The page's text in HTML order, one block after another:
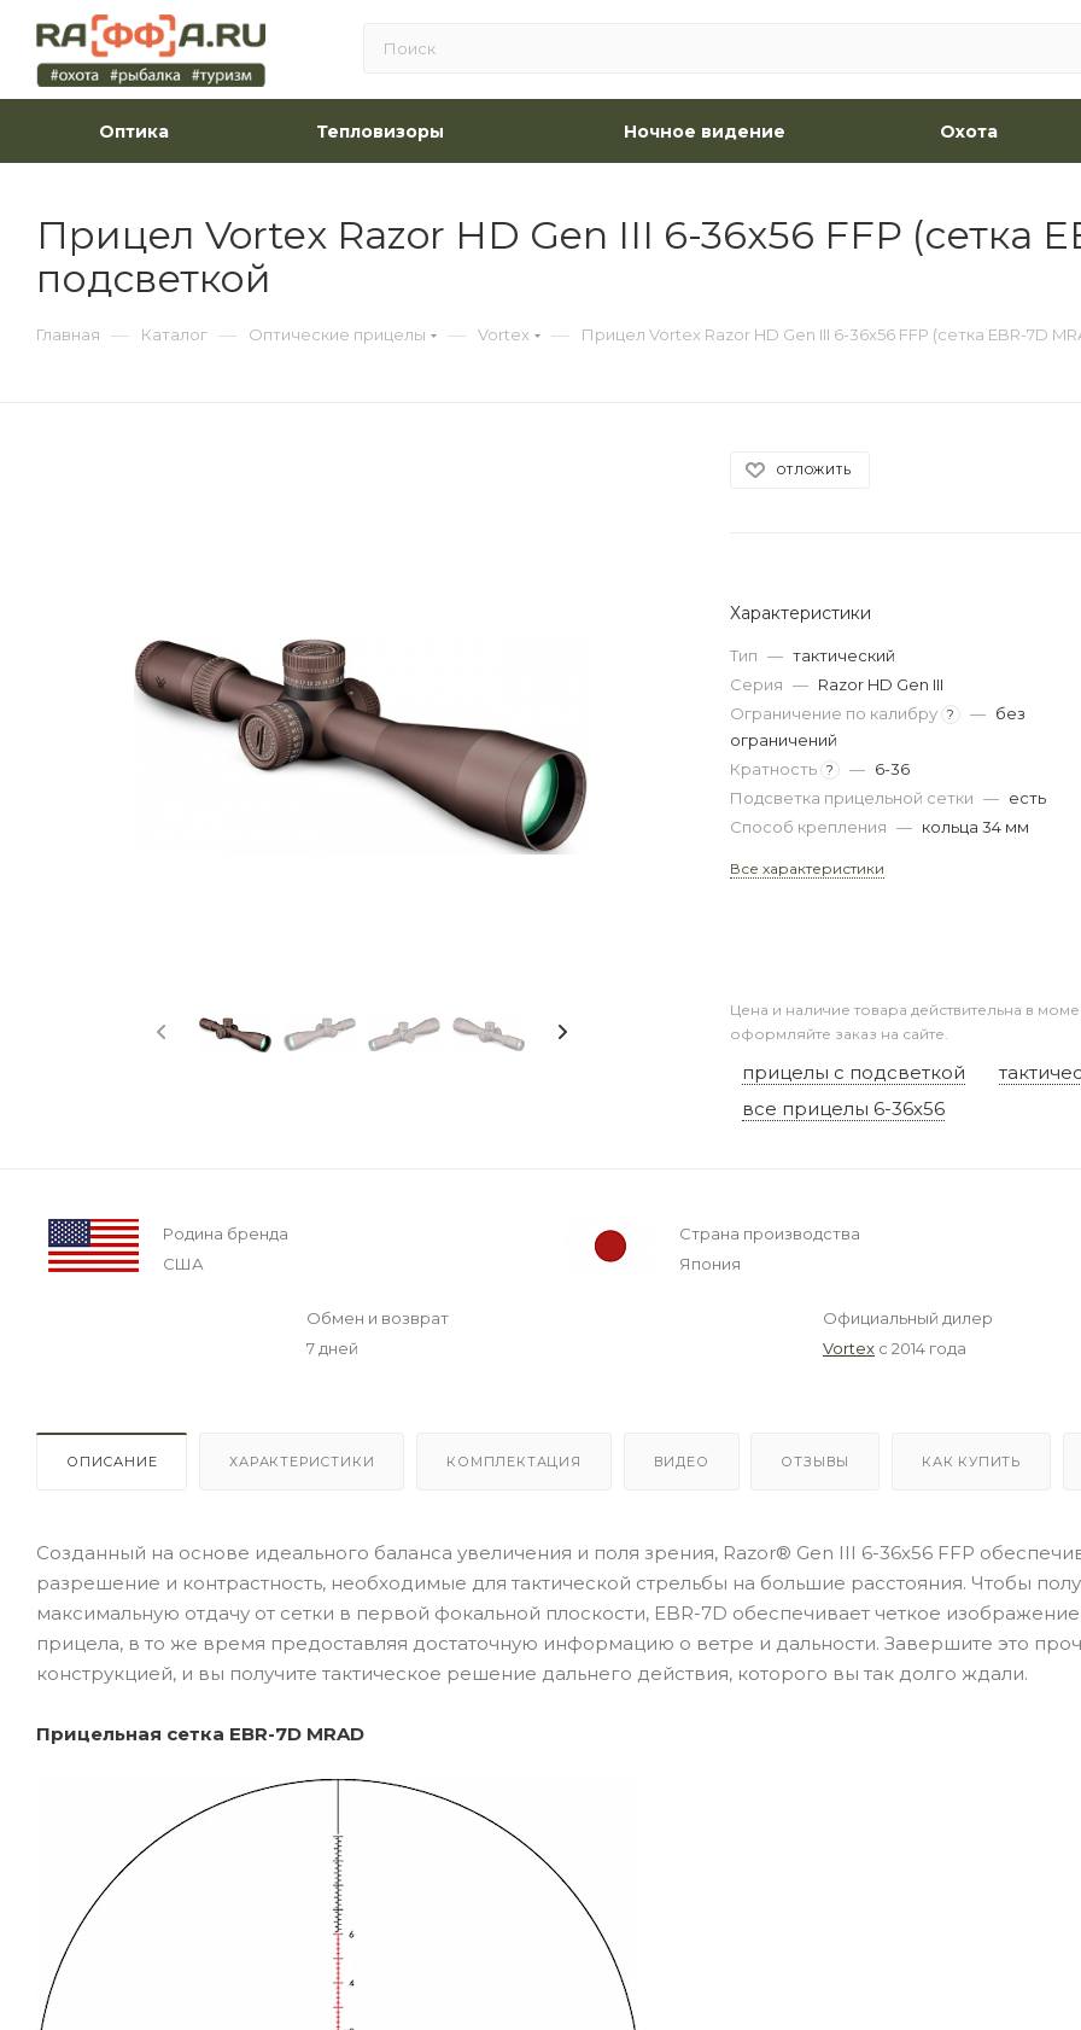
Оптика Тепловизоры Ночное видение Охота
Прицел Vortex Razor HD Gen III 6-36x56 FFP (сетка
подсветкой
Главная — Каталог — Оптические прицелы — Vortex — Прицел Vortex Razor HD Gen III 6-36x56 FFP (сетка EBR-7D
ОТЛОЖИТЬ
Характеристики
Тип — тактический
Серия — Razor HD Gen III
Ограничение по калибру ? — без
ограничений
Кратность ? — 6-36
Подсветка прицельной сетки — есть
Способ крепления — кольца 34 мм
Все характеристики
Цена и наличие товара действительна в
оформляйте заказ на сайте.
прицелы с подсветкой
все прицелы 6-36x56
Родина бренда
США
Страна производства
Япония
Обмен и возврат
7 дней
Официальный дилер
Vortex с 2014 года
ОПИСАНИЕ ХАРАКТЕРИСТИКИ КОМПЛЕКТАЦИЯ ВИДЕО ОТЗЫВЫ КАК КУПИТЬ
Созданный на основе идеального баланса увеличения и поля зрения, Razor® Gen III 6-36x56 FFP
разрешение и контрастность, необходимые для тактической стрельбы на большие расстояния. Чтобы
максимальную отдачу от сетки в первой фокальной плоскости, EBR-7D обеспечивает четкое изображение
прицела, в то же время предоставляя достаточную информацию о ветре и дальности. Завершите это
конструкцией, и вы получите тактическое решение дальнего действия, которого вы так долго ждали.
Прицельная сетка EBR-7D MRAD